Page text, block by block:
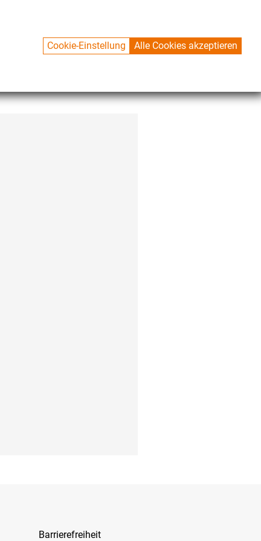
Barrierefreiheit
Cookie-Einstellung Alle Cookies akzeptieren